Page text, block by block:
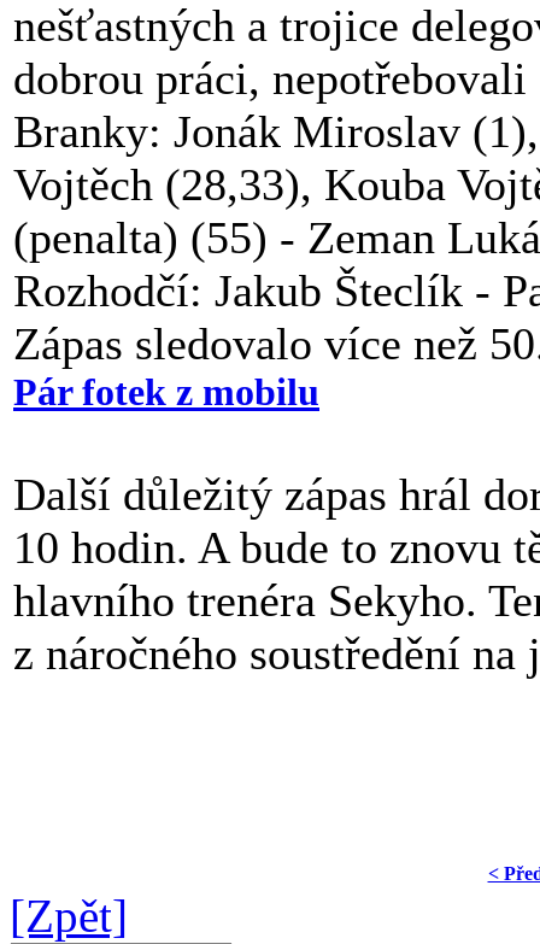
nešťastných a trojice
dobrou práci,
Branky: Jonák Miroslav
Vojtěch (28,33), Kouba
(penalta) (55) - Zeman
Rozhodčí: Jakub Šteclík -
Zápas sledovalo více než
Pár fotek z mobilu
Další důležitý zápas hrál
10 hodin. A bude to znovu
hlavního trenéra Sekyho.
z náročného soustředění
<
[Zpět]